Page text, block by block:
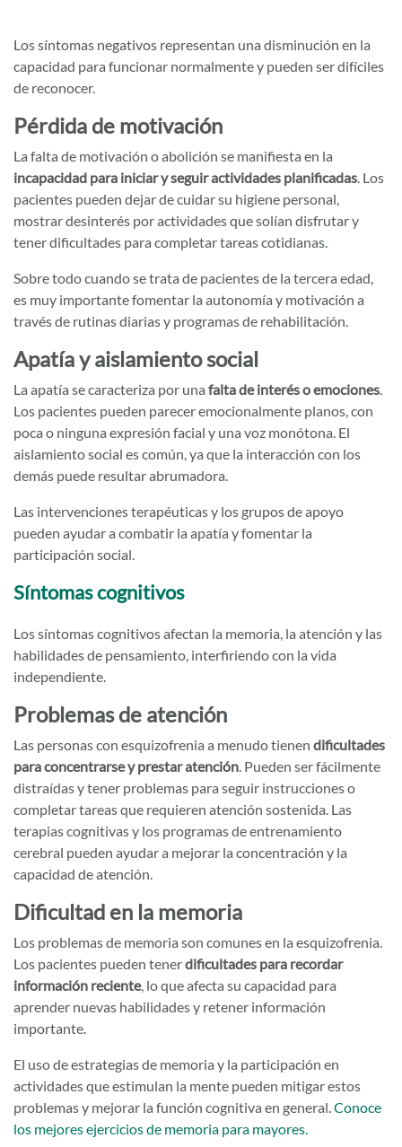
Los síntomas negativos representan una disminución en la
capacidad para funcionar normalmente y pueden ser difíciles
de reconocer.
Pérdida de motivación
La falta de motivación o abolición se manifiesta en la
incapacidad para iniciar y seguir actividades planificadas. Los
pacientes pueden dejar de cuidar su higiene personal,
mostrar desinterés por actividades que solían disfrutar y
tener dificultades para completar tareas cotidianas.
Sobre todo cuando se trata de pacientes de la tercera edad,
es muy importante fomentar la autonomía y motivación a
través de rutinas diarias y programas de rehabilitación.
Apatía y aislamiento social
La apatía se caracteriza por una falta de interés o emociones.
Los pacientes pueden parecer emocionalmente planos, con
poca o ninguna expresión facial y una voz monótona. El
aislamiento social es común, ya que la interacción con los
demás puede resultar abrumadora.
Las intervenciones terapéuticas y los grupos de apoyo
pueden ayudar a combatir la apatía y fomentar la
participación social.
Síntomas cognitivos
Los síntomas cognitivos afectan la memoria, la atención y las
habilidades de pensamiento, interfiriendo con la vida
independiente.
Problemas de atención
Las personas con esquizofrenia a menudo tienen dificultades
para concentrarse y prestar atención. Pueden ser fácilmente
distraídas y tener problemas para seguir instrucciones o
completar tareas que requieren atención sostenida. Las
terapias cognitivas y los programas de entrenamiento
cerebral pueden ayudar a mejorar la concentración y la
capacidad de atención.
Dificultad en la memoria
Los problemas de memoria son comunes en la esquizofrenia.
Los pacientes pueden tenerdificultades para recordar
información reciente, lo que afecta su capacidad para
aprender nuevas habilidades y retener información
importante.
El uso de estrategias de memoria y la participación en
actividades que estimulan la mente pueden mitigar estos
problemas y mejorar la función cognitiva en general.Conoce
los mejores ejercicios de memoria para mayores.